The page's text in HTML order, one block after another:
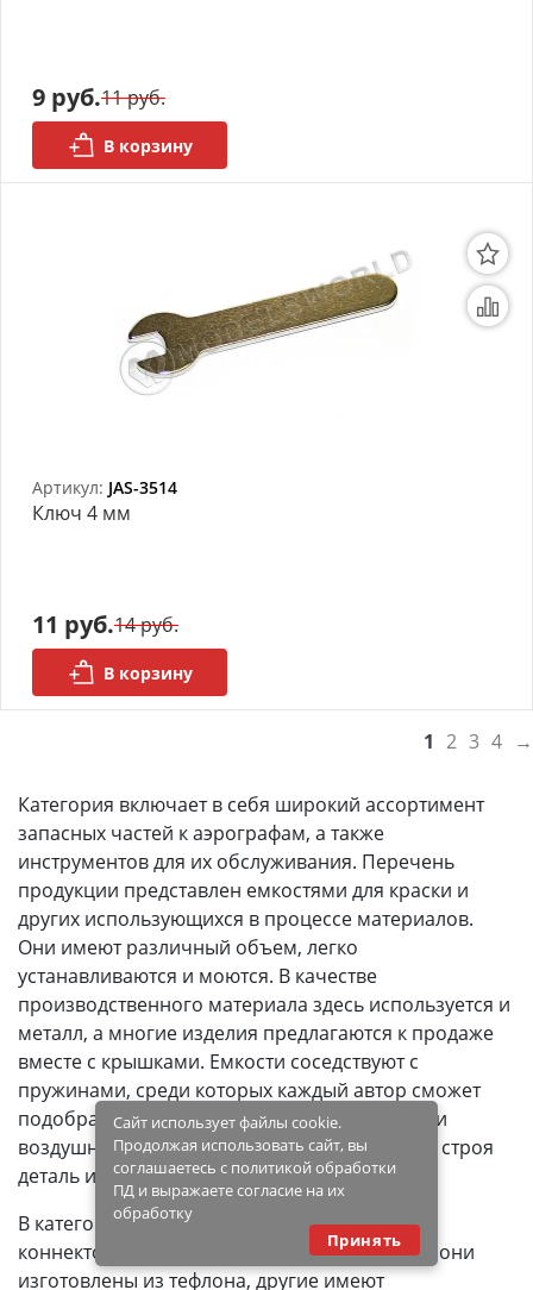
9 руб.11 руб.
В корзину
Артикул: JAS-3514
Ключ 4 мм
11 руб.14 руб.
В корзину
1 2 3 4 →
Категория включает в себя широкий ассортимент
запасных частей к аэрографам, а также
инструментов для их обслуживания. Перечень
продукции представлен емкостями для краски и
других использующихся в процессе материалов.
Они имеют различный объем, легко
устанавливаются и моются. В качестве
производственного материала здесь используется и
металл, а многие изделия предлагаются к продаже
вместе с крышками. Емкости соседствуют с
пружинами, среди которых каждый автор сможет
подобрать подходящий вариант для иглы или
воздушного клапана, заменив вышедшую из строя
деталь или совершенствуя свой аэрограф.
В категории можно найти прокладки для игл,
коннекторов и воздушных клапанов. Частью они
изготовлены из тефлона, другие имеют
Сайт использует файлы cookie.
Продолжая использовать сайт, вы
соглашаетесь с политикой обработки
ПД и выражаете согласие на их
обработку
Принять